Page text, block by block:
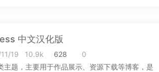
中文汉化版
19 10.9k 628
0
主题，主要用于作品展示、资源下载等博客，是